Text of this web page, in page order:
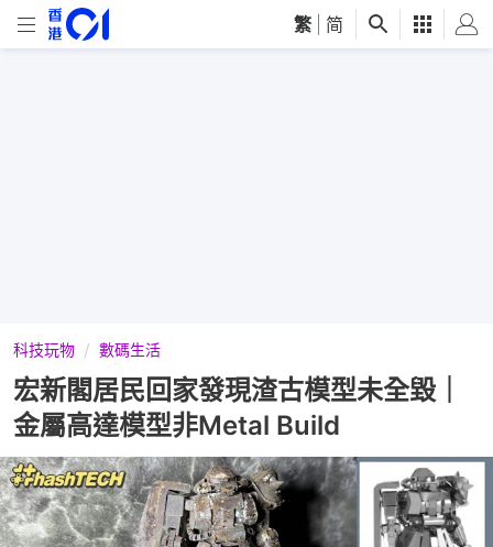
繁 简
科技玩物 數碼生活
宏新閣居民回家發現渣古模型未全毀｜
金屬高達模型非Metal Build